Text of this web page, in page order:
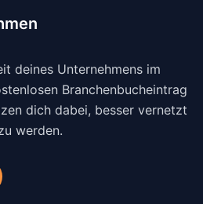
deines Unternehmens im
Branchenbucheintrag
dich dabei, besser vernetzt
werden.